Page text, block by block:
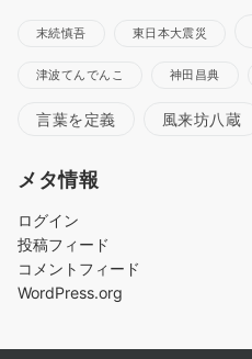
末続慎吾 東日本大震災
津波てんでんこ 神田昌典
言葉を定義 風来坊八蔵
メタ情報
ログイン
投稿フィード
コメントフィード
WordPress.org